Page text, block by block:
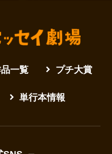
一覧 プチ大賞
単行本情報